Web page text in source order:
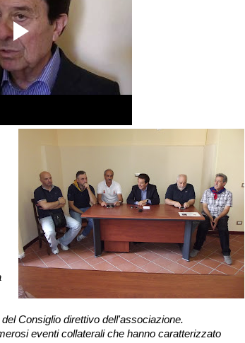
Consiglio direttivo dell'associazione.
eventi collaterali che hanno caratterizzato